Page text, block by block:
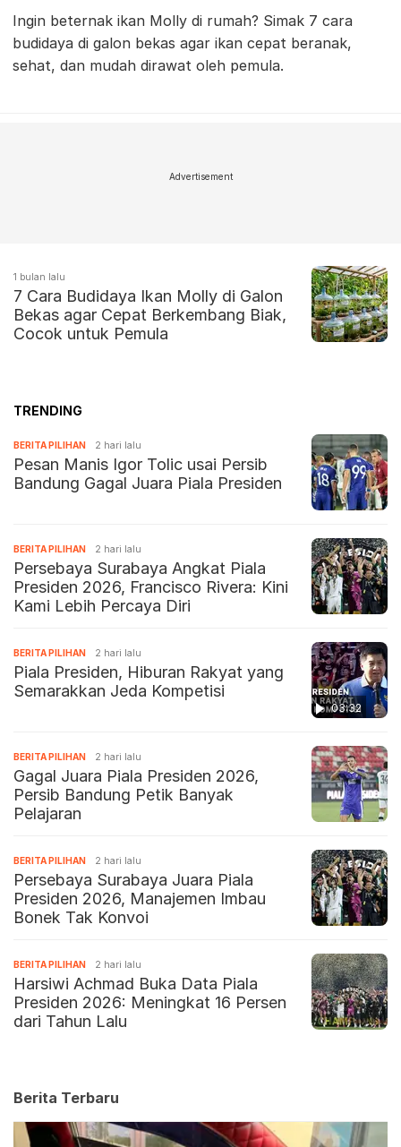
Ingin beternak ikan Molly di rumah? Simak 7 cara
budidaya di galon bekas agar ikan cepat beranak,
sehat, dan mudah dirawat oleh pemula.
Advertisement
1 bulan lalu
7 Cara Budidaya Ikan Molly di Galon
Bekas agar Cepat Berkembang Biak,
Cocok untuk Pemula
TRENDING
BERITA PILIHAN 2 hari lalu
Pesan Manis Igor Tolic usai Persib
Bandung Gagal Juara Piala Presiden
BERITA PILIHAN 2 hari lalu
Persebaya Surabaya Angkat Piala
Presiden 2026, Francisco Rivera: Kini
Kami Lebih Percaya Diri
03:32
BERITA PILIHAN 2 hari lalu
Piala Presiden, Hiburan Rakyat yang
Semarakkan Jeda Kompetisi
BERITA PILIHAN 2 hari lalu
Gagal Juara Piala Presiden 2026,
Persib Bandung Petik Banyak
Pelajaran
BERITA PILIHAN 2 hari lalu
Persebaya Surabaya Juara Piala
Presiden 2026, Manajemen Imbau
Bonek Tak Konvoi
BERITA PILIHAN 2 hari lalu
Harsiwi Achmad Buka Data Piala
Presiden 2026: Meningkat 16 Persen
dari Tahun Lalu
Berita Terbaru